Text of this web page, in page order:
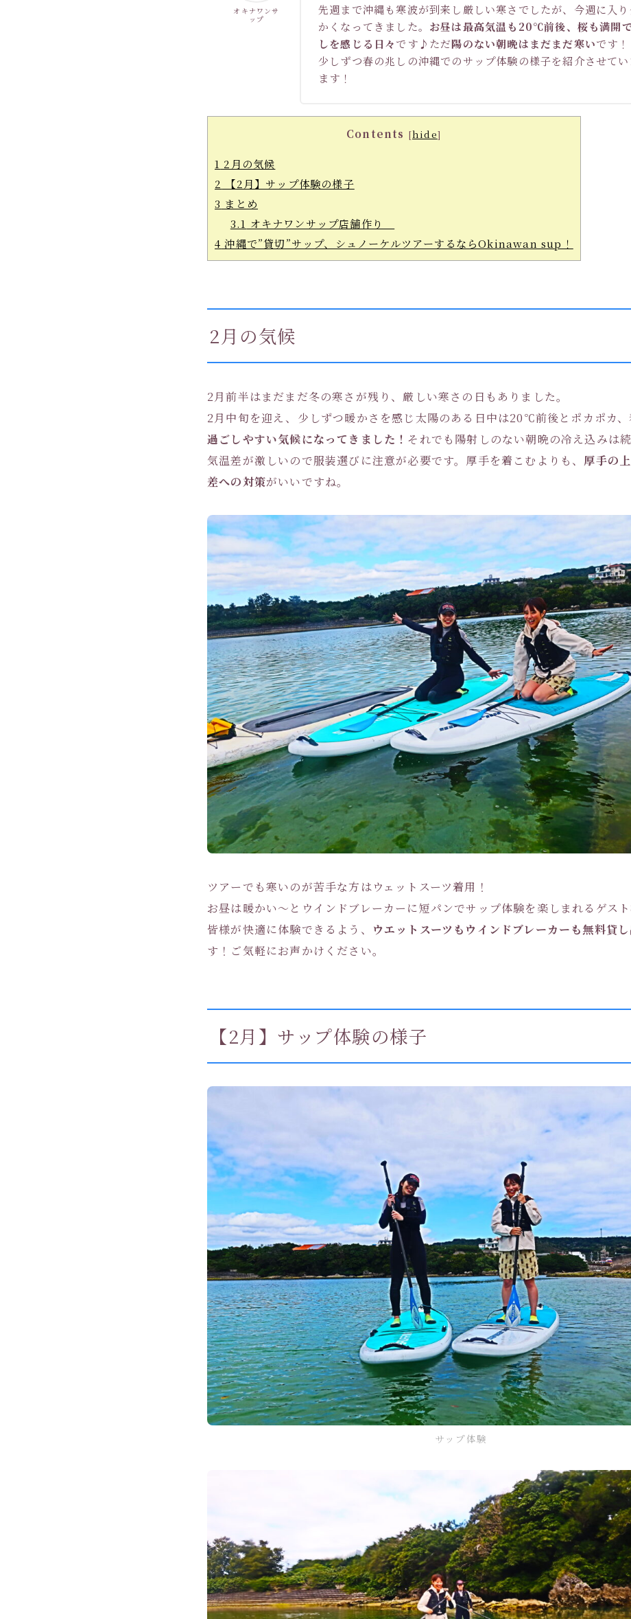
オキナワンサ
ップ
先週まで沖縄も寒波が到来し厳しい寒さでしたが、今週に入
かくなってきました。 お昼は最高気温も20℃前後、桜も満開
しを感じる日々です♪ただ陽のない朝晩はまだまだ寒いです！
少しずつ春の兆しの沖縄でのサップ体験の様子を紹介させてい
ます！
Contents [hide]
1 2月の気候
2
【2月】サップ体験の様子
3 まとめ
3.1 オキナワンサップ店舗作り
4 沖縄で”貸切”サップ、シュノーケルツアーするならOkinawan sup！
2月の気候
2月前半はまだまだ冬の寒さが残り、厳しい寒さの日もありました。
2月中旬を迎え、少しずつ暖かさを感じ太陽のある日中は20℃前後とポカポカ、
過ごしやすい気候になってきました！ それでも陽射しのない朝晩の冷え込みは
気温差が激しいので服装選びに注意が必要です。厚手を着こむよりも、 厚手の
差への対策がいいですね。
ツアーでも寒いのが苦手な方はウェットスーツ着用！
お昼は暖かい～とウインドブレーカーに短パンでサップ体験を楽しまれるゲス
皆様が快適に体験できるよう、 ウエットスーツもウインドブレーカーも無料貸し
す！ご気軽にお声かけください。
【2月】サップ体験の様子
サップ体験